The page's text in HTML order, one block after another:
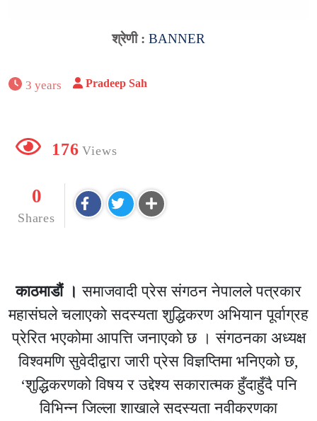
श्रेणी : BANNER
3 years Pradeep Sah
176 Views
0
Shares
काठमाडौं । समाजवादी प्रेस संगठन नेपालले पत्रकार
महासंघले चलाएको सदस्यता शुद्धिकरण अभियान पूर्वाग्रह
प्रेरित भएकोमा आपत्ति जनाएको छ । संगठनका अध्यक्ष
विश्वमणि सुवेदीद्वारा जारी प्रेस विज्ञप्तिमा भनिएको छ,
‘शुद्धिकरणको विषय र उद्देश्य सकारात्मक हुँदाहुँदै पनि
विभिन्न जिल्ला शाखाले सदस्यता नवीकरणका